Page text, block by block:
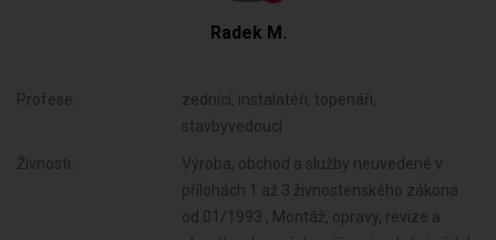
Radek M.
Profese:
zedníci, instalatéři, topenáři,
stavbyvedoucí
Živnosti:
Výroba, obchod a služby neuvedené v
přílohách 1 až 3 živnostenského zákona
od 01/1993 , Montáž, opravy, revize a